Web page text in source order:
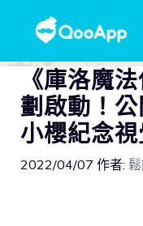
《庫洛魔
劃啟動！
小櫻紀念視
2022/04/07 作者: